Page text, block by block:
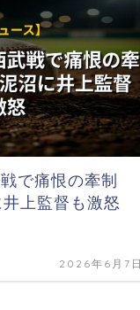
で痛恨の牽制
上監督も激怒
2026年6月7